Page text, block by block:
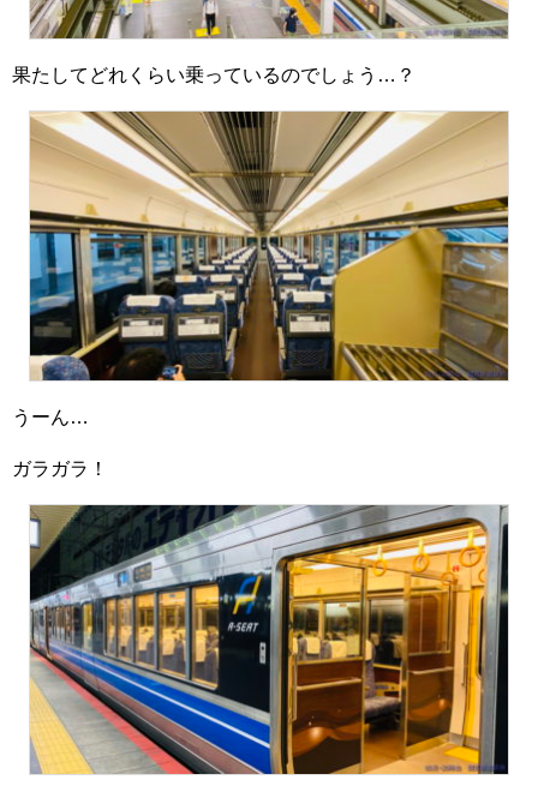
果たしてどれくらい乗っているのでしょう…？
うーん…
ガラガラ！